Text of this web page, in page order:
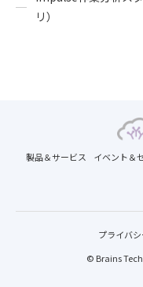
リ）
製品＆サービス イベント＆
© Brains
プライバ